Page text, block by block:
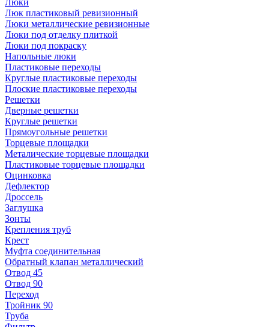
Люки
Люк пластиковый ревизионный
Люки металлические ревизионные
Люки под отделку плиткой
Люки под покраску
Напольные люки
Пластиковые переходы
Круглые пластиковые переходы
Плоские пластиковые переходы
Решетки
Дверные решетки
Круглые решетки
Прямоугольные решетки
Торцевые площадки
Металические торцевые площадки
Пластиковые торцевые площадки
Оцинковка
Дефлектор
Дроссель
Заглушка
Зонты
Крепления труб
Крест
Муфта соединительная
Обратный клапан металлический
Отвод 45
Отвод 90
Переход
Тройник 90
Труба